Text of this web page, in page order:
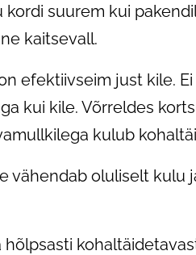
suurem kui
kaitsevall.
efektiivseim just kile.
kui kile. Võrreldes
kulub
vähendab oluliselt kulu
hõlpsasti